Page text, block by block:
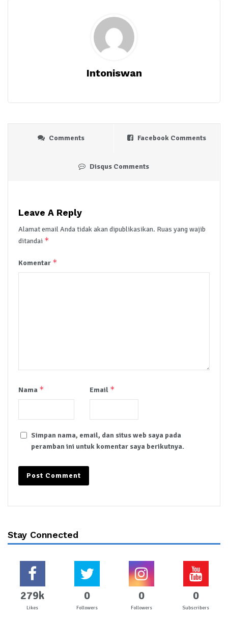
Intoniswan
Comments Facebook Comments
Disqus Comments
Leave A Reply
Alamat email Anda tidak akan dipublikasikan. Ruas yang wajib
ditandai *
Komentar *
Nama * Email *
Simpan nama, email, dan situs web saya pada
peramban ini untuk komentar saya berikutnya.
Stay Connected
279k
Likes
0
Followers
0
Followers
0
Subscribers